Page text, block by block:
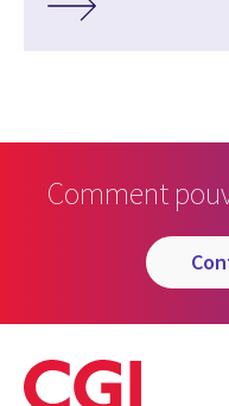
Comment